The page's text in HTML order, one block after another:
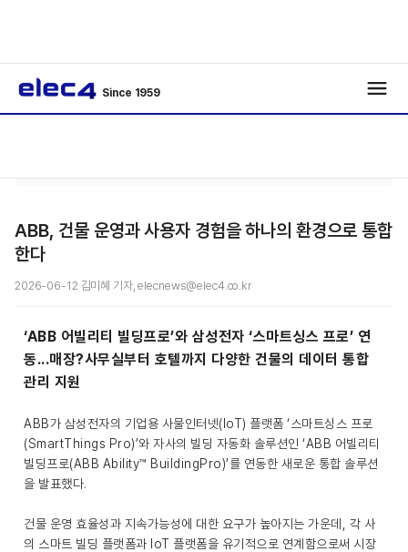
Since 1959
ABB, 건물 운영과 사용자 경험을 하나의 환경으로 통합
한다
2026-06-12 김미혜 기자, elecnews@elec4.co.kr
‘ABB 어빌리티 빌딩프로’와 삼성전자 ‘스마트싱스 프로’ 연
동...매장?사무실부터 호텔까지 다양한 건물의 데이터 통합
관리 지원
ABB가 삼성전자의 기업용 사물인터넷(IoT) 플랫폼 ‘스마트싱스 프로
(SmartThings Pro)’와 자사의 빌딩 자동화 솔루션인 ‘ABB 어빌리티
빌딩프로(ABB Ability™ BuildingPro)’를 연동한 새로운 통합 솔루션
을 발표했다.
건물 운영 효율성과 지속가능성에 대한 요구가 높아지는 가운데, 각 사
의 스마트 빌딩 플랫폼과 IoT 플랫폼을 유기적으로 연계함으로써 시장